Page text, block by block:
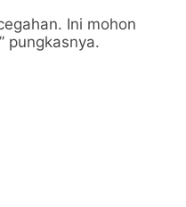
Ini mohon
pungkasnya.